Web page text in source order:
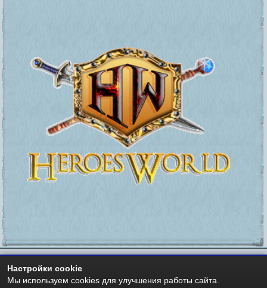
Мир Героев -https://heroesworld.ru- Heroes World
Настройки cookie
Мы используем cookies для улучшения работы сайта.